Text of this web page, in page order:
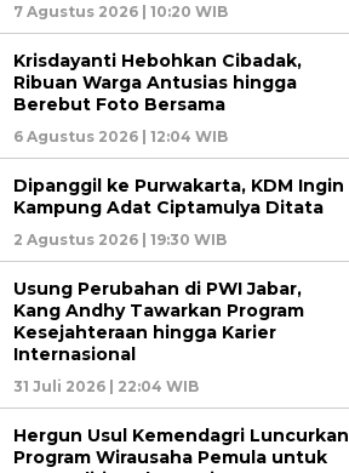
7 Agustus 2026 | 10:20 WIB
Krisdayanti Hebohkan Cibadak,
Ribuan Warga Antusias hingga
Berebut Foto Bersama
6 Agustus 2026 | 12:04 WIB
Dipanggil ke Purwakarta, KDM Ingin
Kampung Adat Ciptamulya Ditata
2 Agustus 2026 | 19:30 WIB
Usung Perubahan di PWI Jabar,
Kang Andhy Tawarkan Program
Kesejahteraan hingga Karier
Internasional
31 Juli 2026 | 22:04 WIB
Hergun Usul Kemendagri Luncurkan
Program Wirausaha Pemula untuk